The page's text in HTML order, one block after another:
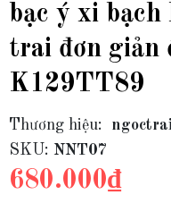
bạc ý xi
trai đơn giản
K129TT89
Thương hiệu:
SKU: NNT07
680.000₫